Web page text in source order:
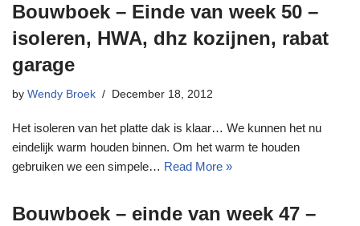
Bouwboek – Einde van week 50 –
isoleren, HWA, dhz kozijnen, rabat
garage
by Wendy Broek December 18, 2012
Het isoleren van het platte dak is klaar… We kunnen het nu
eindelijk warm houden binnen. Om het warm te houden
gebruiken we een simpele… Read More »
Bouwboek – einde van week 47 –